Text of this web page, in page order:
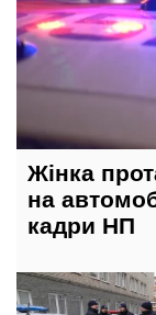
Жінка
на
кадри НП